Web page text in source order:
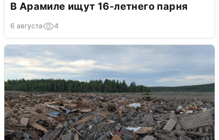
В Арамиле ищут 16-летнего парня
6 августа 4